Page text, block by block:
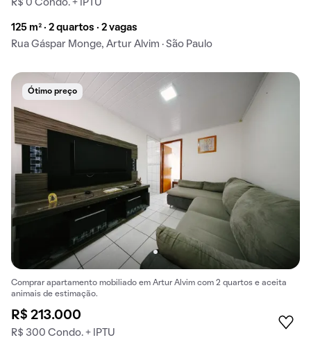
R$ 0 Condo. + IPTU
125 m² · 2 quartos · 2 vagas
Rua Gáspar Monge, Artur Alvim · São Paulo
Ótimo preço
Comprar apartamento mobiliado em Artur Alvim com 2 quartos e aceita
animais de estimação.
R$ 213.000
R$ 300 Condo. + IPTU